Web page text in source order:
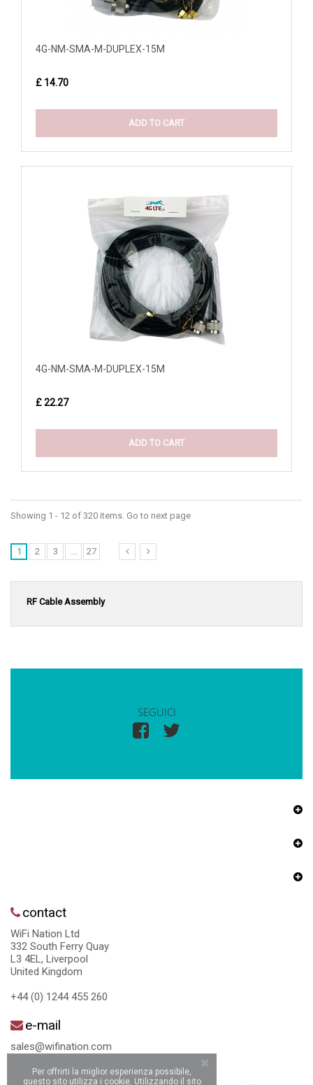
4G-NM-SMA-M-DUPLEX-15M
£ 14.70
ADD TO CART
4G-NM-SMA-M-DUPLEX-15M
£ 22.27
ADD TO CART
Showing 1 - 12 of 320 items. Go to next page
1 2 3 ... 27
RF Cable Assembly
SEGUICI
contact
WiFi Nation Ltd
332 South Ferry Quay
L3 4EL, Liverpool
United Kingdom
+44 (0) 1244 455 260
e-mail
sales@wifination.com
Per offrirti la miglior esperienza possibile,
questo sito utilizza i cookie. Utilizzando il sito